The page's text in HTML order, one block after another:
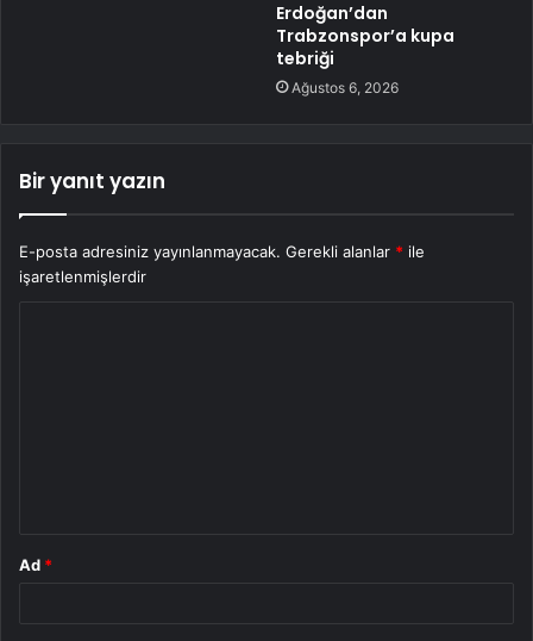
Erdoğan’dan
Trabzonspor’a kupa
tebriği
Ağustos 6, 2026
Bir yanıt yazın
E-posta adresiniz yayınlanmayacak. Gerekli alanlar * ile
işaretlenmişlerdir
Ad *